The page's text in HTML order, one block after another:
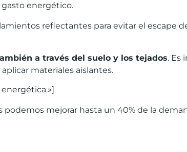
energético.
reflectantes para evitar el escape
én a través del suelo y los tejados. Es
materiales aislantes.
mejorar hasta un 40% de la